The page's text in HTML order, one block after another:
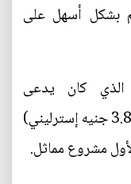
بشكل أسهل على
الذي كان يدعى
"أوكتوماتيك" بمبلغ 5 مليارات دولار (3.8 جنيه إسترليني)